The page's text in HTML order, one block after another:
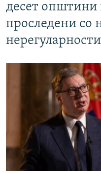
десет општини
проследени со
нерегуларности